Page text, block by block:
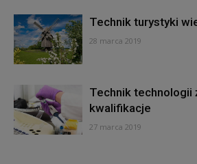
Technik turystyki
28 marca 2019
Technik technologii
kwalifikacje
27 marca 2019